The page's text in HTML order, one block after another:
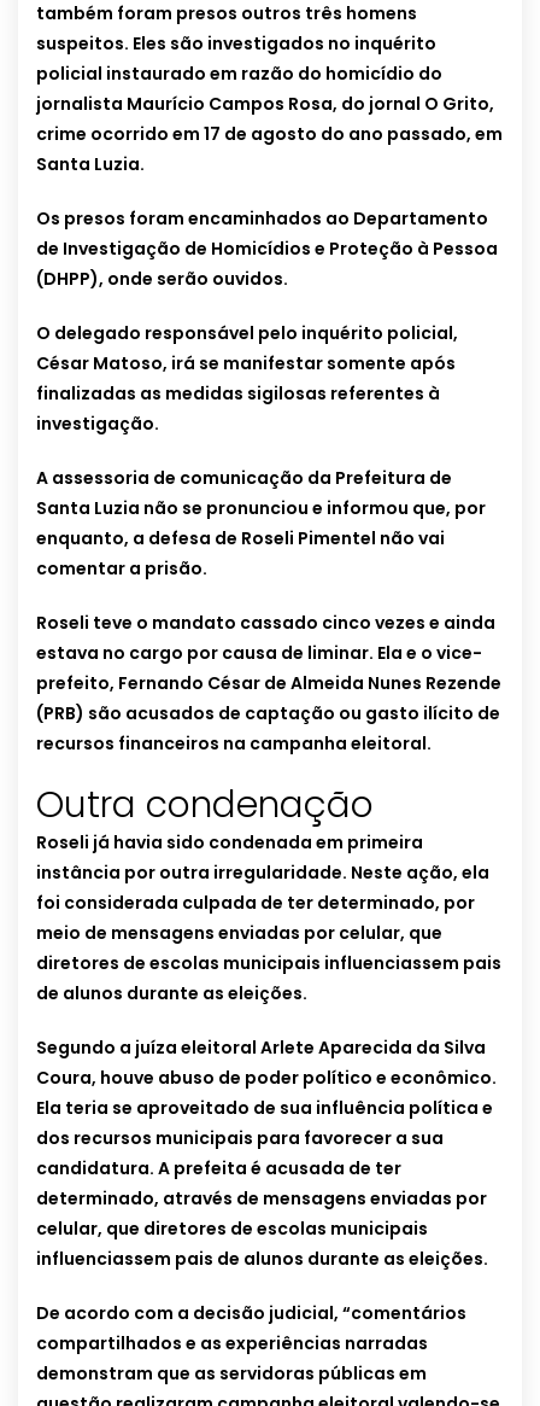
também foram presos outros três homens
suspeitos. Eles são investigados no inquérito
policial instaurado em razão do homicídio do
jornalista Maurício Campos Rosa, do jornal O Grito,
crime ocorrido em 17 de agosto do ano passado, em
Santa Luzia.
Os presos foram encaminhados ao Departamento
de Investigação de Homicídios e Proteção à Pessoa
(DHPP), onde serão ouvidos.
O delegado responsável pelo inquérito policial,
César Matoso, irá se manifestar somente após
finalizadas as medidas sigilosas referentes à
investigação.
A assessoria de comunicação da Prefeitura de
Santa Luzia não se pronunciou e informou que, por
enquanto, a defesa de Roseli Pimentel não vai
comentar a prisão.
Roseli teve o mandato cassado cinco vezes e ainda
estava no cargo por causa de liminar. Ela e o vice-
prefeito, Fernando César de Almeida Nunes Rezende
(PRB) são acusados de captação ou gasto ilícito de
recursos financeiros na campanha eleitoral.
Outra condenação
Roseli já havia sido condenada em primeira
instância por outra irregularidade. Neste ação, ela
foi considerada culpada de ter determinado, por
meio de mensagens enviadas por celular, que
diretores de escolas municipais influenciassem pais
de alunos durante as eleições.
Segundo a juíza eleitoral Arlete Aparecida da Silva
Coura, houve abuso de poder político e econômico.
Ela teria se aproveitado de sua influência política e
dos recursos municipais para favorecer a sua
candidatura. A prefeita é acusada de ter
determinado, através de mensagens enviadas por
celular, que diretores de escolas municipais
influenciassem pais de alunos durante as eleições.
De acordo com a decisão judicial, “comentários
compartilhados e as experiências narradas
demonstram que as servidoras públicas em